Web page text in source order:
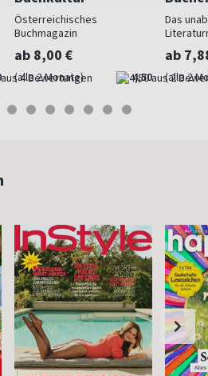
Österreichisches
Buchmagazin
ab 8,00 €
(alle 2 Monate) 4,50
Das
ab
(alle 2